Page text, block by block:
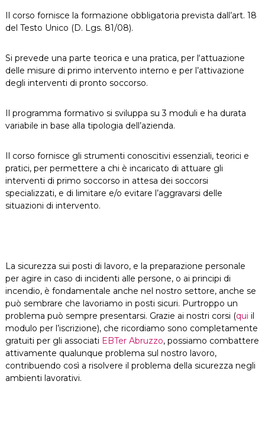
Il corso fornisce la formazione obbligatoria prevista dall’art. 18
del Testo Unico (D. Lgs. 81/08).
Si prevede una parte teorica e una pratica, per l‘attuazione
delle misure di primo intervento interno e per l’attivazione
degli interventi di pronto soccorso.
Il programma formativo si sviluppa su 3 moduli e ha durata
variabile in base alla tipologia dell’azienda.
Il corso fornisce gli strumenti conoscitivi essenziali, teorici e
pratici, per permettere a chi è incaricato di attuare gli
interventi di primo soccorso in attesa dei soccorsi
specializzati, e di limitare e/o evitare l’aggravarsi delle
situazioni di intervento.
La sicurezza sui posti di lavoro, e la preparazione personale
per agire in caso di incidenti alle persone, o ai principi di
incendio, è fondamentale anche nel nostro settore, anche se
può sembrare che lavoriamo in posti sicuri. Purtroppo un
problema può sempre presentarsi. Grazie ai nostri corsi (qui il
modulo per l’iscrizione), che ricordiamo sono completamente
gratuiti per gli associati EBTer Abruzzo, possiamo combattere
attivamente qualunque problema sul nostro lavoro,
contribuendo così a risolvere il problema della sicurezza negli
ambienti lavorativi.